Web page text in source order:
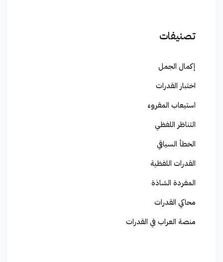
تصنيفات
إكمال الجمل
اختبار القدرات
استيعاب المقروء
التناظر اللفظي
الخطأ السياقي
القدرات اللفظية
المفردة الشاذة
محاكي القدرات
منصة العراب في القدرات